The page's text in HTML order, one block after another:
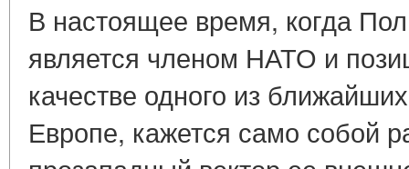
В настоящее время, когда
является членом НАТО и
качестве одного из
Европе, кажется само собой